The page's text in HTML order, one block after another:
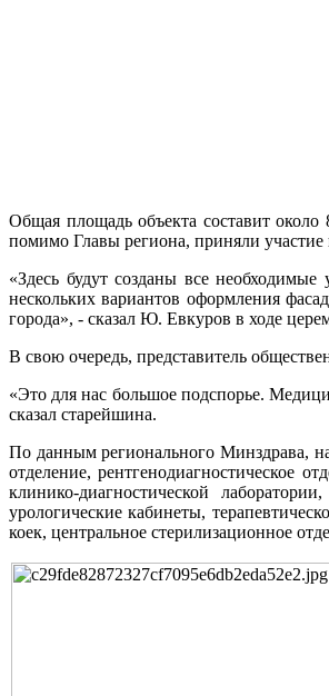
Общая площадь объекта составит
помимо Главы региона, приняли
«Здесь будут созданы все
нескольких вариантов оформления
города», - сказал Ю. Евкуров в ходе
В свою очередь, представитель
«Это для нас большое подспорье.
сказал старейшина.
По данным регионального Минздрава,
отделение, рентгенодиагностическое
клинико-диагностической
урологические кабинеты,
коек, центральное стерилизационное